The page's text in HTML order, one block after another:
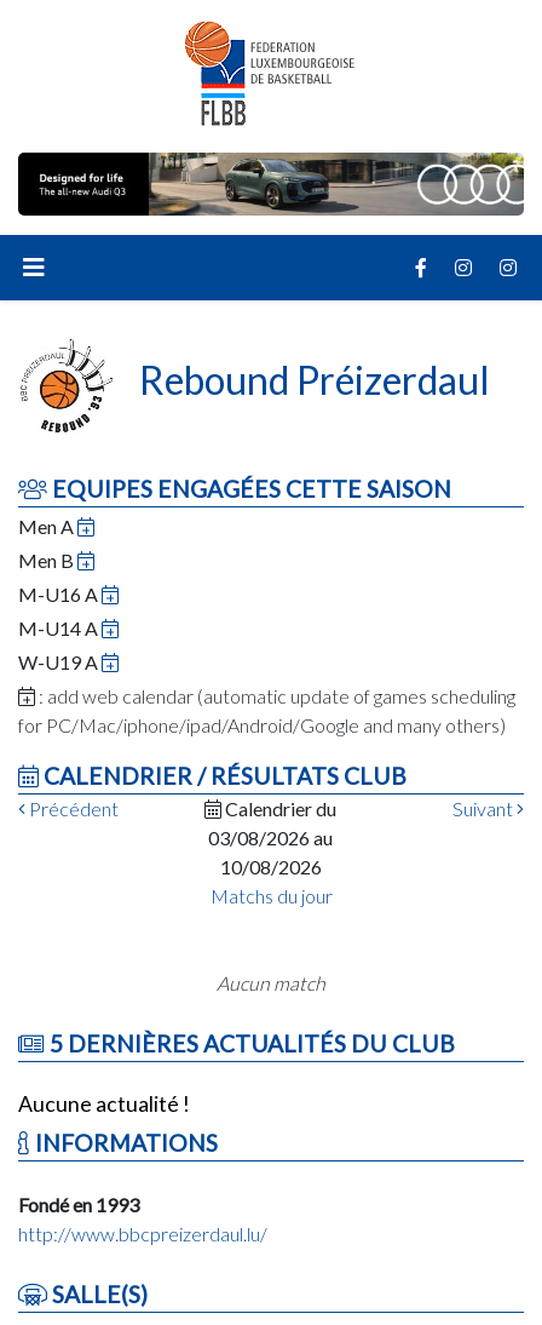
Rebound Préizerdaul
EQUIPES ENGAGÉES CETTE SAISON
Men A
Men B
M-U16 A
M-U14 A
W-U19 A
: add web calendar (automatic update of games scheduling
for PC/Mac/iphone/ipad/Android/Google and many others)
CALENDRIER / RÉSULTATS CLUB
Précédent
Calendrier du
03/08/2026 au
10/08/2026
Suivant
Matchs du jour
Aucun match
5 DERNIÈRES ACTUALITÉS DU CLUB
Aucune actualité !
INFORMATIONS
Fondé en 1993
http://www.bbcpreizerdaul.lu/
SALLE(S)